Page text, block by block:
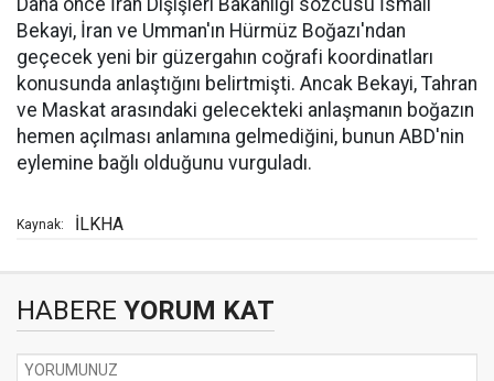
Bekayi, İran ve Umman'ın Hürmüz Boğazı'ndan
geçecek yeni bir güzergahın coğrafi koordinatları
konusunda anlaştığını belirtmişti. Ancak Bekayi, Tahran
ve Maskat arasındaki gelecekteki anlaşmanın boğazın
hemen açılması anlamına gelmediğini, bunun ABD'nin
eylemine bağlı olduğunu vurguladı.
Kaynak: İLKHA
HABERE YORUM KAT